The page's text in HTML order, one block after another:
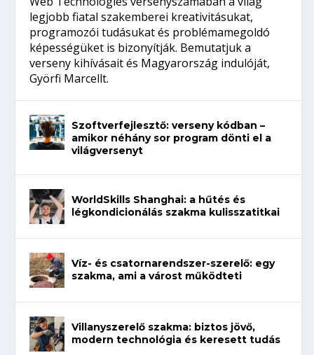
legjobb fiatal szakemberei kreativitásukat,
programozói tudásukat és problémamegoldó
képességüket is bizonyítják. Bemutatjuk a
verseny kihívásait és Magyarország indulóját,
Györfi Marcellt.
Szoftverfejlesztő: verseny kódban –
amikor néhány sor program dönti el a
világversenyt
WorldSkills Shanghai: a hűtés és
légkondicionálás szakma kulisszatitkai
Víz- és csatornarendszer-szerelő: egy
szakma, ami a várost működteti
Villanyszerelő szakma: biztos jövő,
modern technológia és keresett tudás